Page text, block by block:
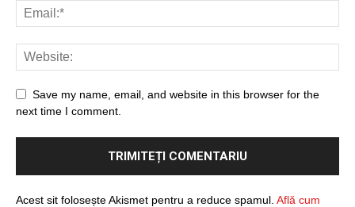
Save my name, email, and website in this browser for the
next time I comment.
Acest sit folosește Akismet pentru a reduce spamul. Află cum